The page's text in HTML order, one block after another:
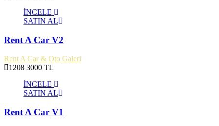
İNCELE
SATIN AL
Rent A Car V2
Rent A Car & Oto Galeri
1208 3000 TL
İNCELE
SATIN AL
Rent A Car V1